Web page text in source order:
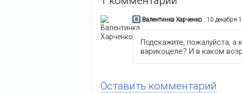
Валентинка Харченко 10 декабря
Подскажите, пожалуйста, а
варикоцеле? И в каком
Оставить комментарий